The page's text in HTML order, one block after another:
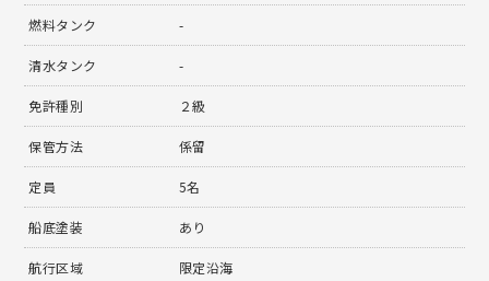
燃料タンク -
清水タンク -
免許種別 ２級
保管方法 係留
定員 5名
船底塗装 あり
航行区域 限定沿海